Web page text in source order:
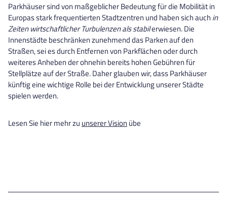
Parkhäuser sind von maßgeblicher Bedeutung für die Mobilität in
Europas stark frequentierten Stadtzentren und haben sich auch in
Zeiten wirtschaftlicher Turbulenzen als stabilerwiesen. Die
Innenstädte beschränken zunehmend das Parken auf den
Straßen, sei es durch Entfernen von Parkflächen oder durch
weiteres Anheben der ohnehin bereits hohen Gebühren für
Stellplätze auf der Straße. Daher glauben wir, dass Parkhäuser
künftig eine wichtige Rolle bei der Entwicklung unserer Städte
spielen werden.
Lesen Sie hier mehr zu unserer Vision übe